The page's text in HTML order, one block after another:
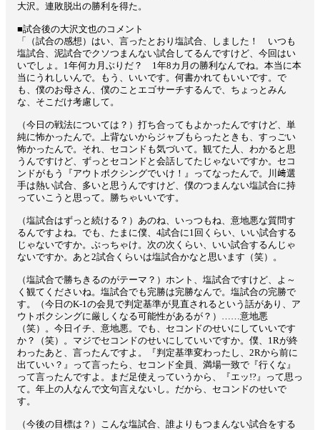
大沢。連敗脱出の勝利を得た。
■試合後の大沢文也のコメント
「（試合の感想）はい、言ったとおり塩試合、しました！ いつも
塩試合、泥試合でクソつまんない試合してるんですけど、今回はい
いでしょ。1年何カ月ぶりだ？ 1年8カ月の勝利なんでね。本当に本
当にうれしいんで。もう、いいです。何書かれてもいいです。で
も、僕のお母さん、僕のことエゴサーチするんで、ちょっとみん
な、そこだけ考慮して。
（今日の戦法については？）打ち合ってもよかったんですけど、単
純に怖かったんで。上背ないからジャブもらったときも、すっごい
怖かったんで。それ、セコンドも気づいて。観てた人、わかると思
うんですけど、ずっとセコンドと会話してたじゃないですか。セコ
ンドがもう『アウトボクシングでいけ！』ってなったんで。川﨑選
手は熱い試合、多いと思うんですけど、僕のつまんない塩試合に持
っていこうと思って。勝ちゃいいです。
（塩試合はずっと続ける？）あのね、いっつもね、意地悪な質問す
るんですよね。でも、たまに僕、4試合に1回くらい、いい試合する
じゃないですか。ぶっちゃけ。次の次くらい、いい試合するんじゃ
ないですか。あと2試合くらいは塩試合かなと思います（笑）。
（塩試合で勝ちきるのがテーマ？）ホント、塩試合ですけど、よ～
く観てくださいね。塩試合でも完勝は完勝なんで。塩試合の完勝で
す。（今日のK-1の会見で判定基準が見直されるという話があり、ア
ウトボクシングに厳しくなる可能性があるが？）……意地悪
（笑）。今日イチ、意地悪。でも、セコンドのせいにしていいです
か？（笑）。マジでセコンドのせいにしていいですか。僕、1Rが終
わったあと、言ったんですよ。『判定基準変わったし、2Rから前に
出ていい？』って言ったら、セコンド全員、満場一致で『行くな』
って言ったんですよ。まだ足使えっていうから、『エッ!?』って思っ
て。年上の人なんで文句言えないし。だから、セコンドのせいで
す。
（今後の目標は？）こんな塩試合、誰よりもつまんない試合をする